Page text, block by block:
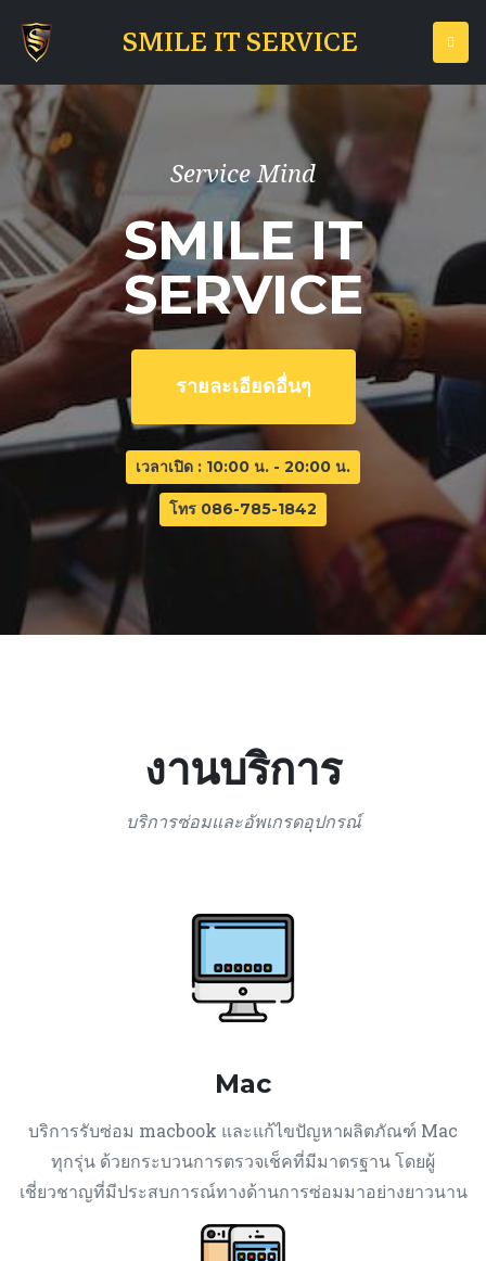
SMILE IT SERVICE
Service Mind
SMILE IT
SERVICE
รายละเอียดอื่นๆ
เวลาเปิด : 10:00 น. - 20:00 น.
โทร 086-785-1842
งานบริการ
บริการซ่อมและอัพเกรดอุปกรณ์
Mac
บริการรับซ่อม macbook และแก้ไขปัญหาผลิตภัณฑ์ Mac
ทุกรุ่น ด้วยกระบวนการตรวจเช็คที่มีมาตรฐาน โดยผู้
เชี่ยวชาญที่มีประสบการณ์ทางด้านการซ่อมมาอย่างยาวนาน